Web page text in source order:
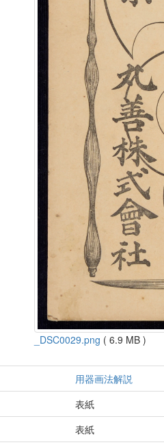
_DSC0029.png ( 6.9 MB )
用器画法解説
表紙
表紙